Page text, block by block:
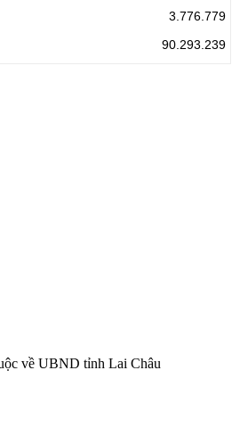
3.776.779
90.293.239
về UBND tỉnh Lai Châu